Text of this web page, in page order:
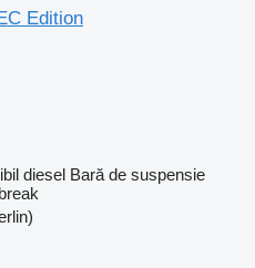
Edition
diesel Bară de suspensie
break